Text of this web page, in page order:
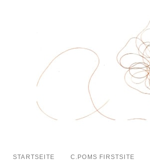
STARTSEITE C.POMS FIRSTSITE